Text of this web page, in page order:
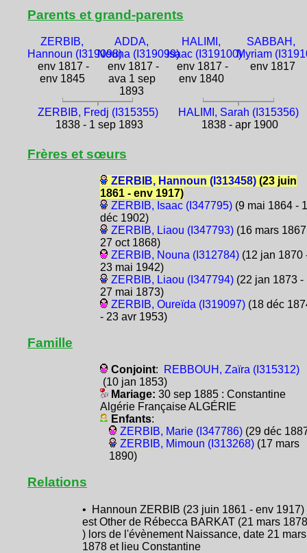
Parents et grand-parents
ZERBIB,
Hannoun (I319098)
env 1817 -
env 1845
ADDA,
Nouna (I319099)
env 1817 -
ava 1 sep
1893
HALIMI,
Isaac (I319100)
env 1817 -
env 1840
SABBAH,
Myriam
env 1817
ZERBIB, Fredj (I315355)
1838 - 1 sep 1893
HALIMI, Sarah (I315356)
1838 - apr 1900
Frères et sœurs
ZERBIB, Hannoun (I313458)(23 juin
1861 - env 1917)
ZERBIB, Isaac (I347795)(9 mai 1864 - 1
déc 1902)
ZERBIB, Liaou (I347793)(16 mars
27 oct 1868)
ZERBIB, Nouna (I312784)(12 jan 1870
23 mai 1942)
ZERBIB, Liaou (I347794)(22 jan 1873 -
27 mai 1873)
ZERBIB, Oureïda (I319097)(18 déc
- 23 avr 1953)
Famille
Conjoint:
REBBOUH, Zaïra (I315312)
(10 jan 1853)
Mariage: 30 sep 1885 : Constantine
Algérie Française ALGÉRIE
Enfants:
ZERBIB, Marie (I347786)(29 déc
ZERBIB, Mimoun (I313268)(17 mars
1890)
Relations
• Hannoun ZERBIB (23 juin 1861 - env 1917)
est Other de Rébecca BARKAT (21 mars
) lors de l'évènement Naissance, date 21 mars
1878 et lieu Constantine